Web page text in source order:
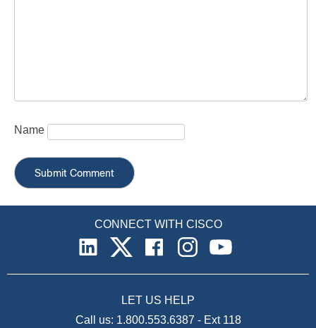
Name
CONNECT WITH CISCO
LET US HELP
Call us: 1.800.553.6387 - Ext 118